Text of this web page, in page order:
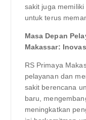
sakit juga
untuk terus
Masa Depan
Makassar:
RS Primaya
pelayanan dan
sakit berencana
baru,
meningkatkan